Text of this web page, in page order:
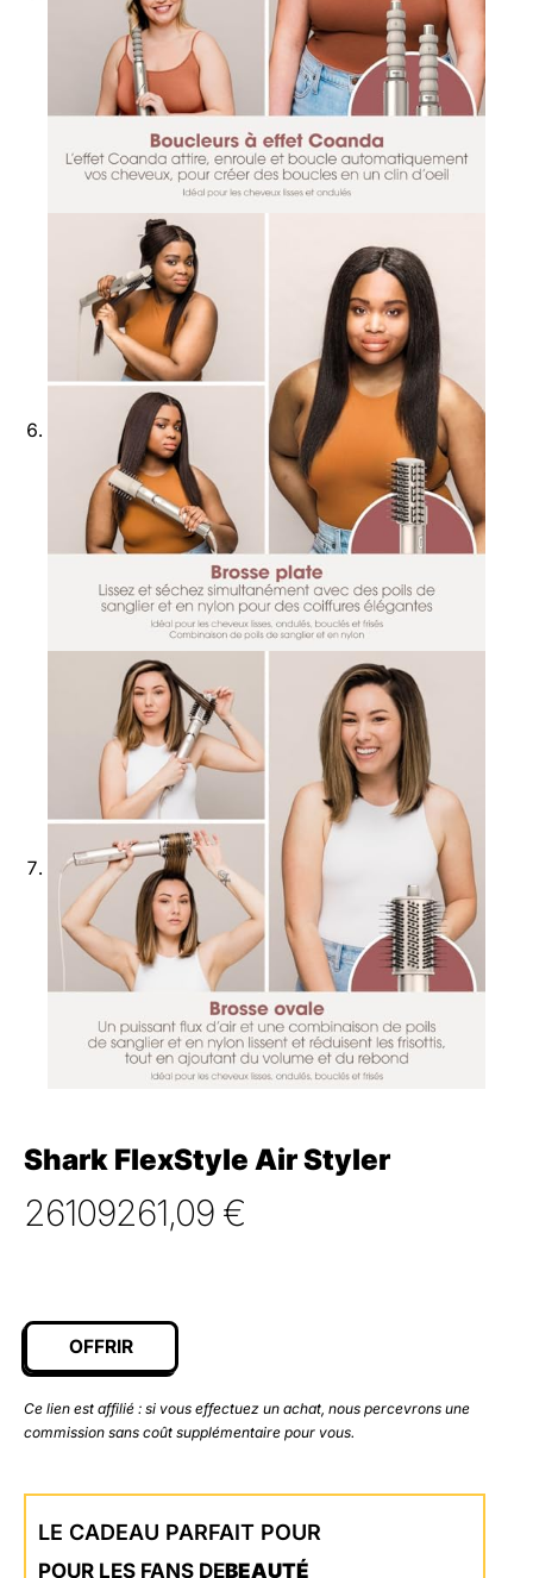
Shark FlexStyle Air Styler
26109261,09 €
OFFRIR
Ce lien est affilié : si vous effectuez un achat, nous percevrons une
commission sans coût supplémentaire pour vous.
LE CADEAU PARFAIT POUR
POUR LES FANS DEBEAUTÉ